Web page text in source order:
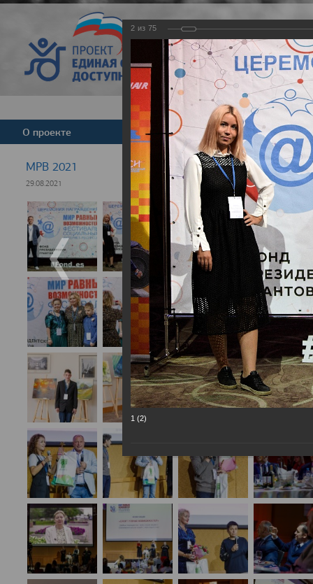
Версия для
О проекте Команда Новости
МРВ 2021
29.08.2021
2 из 75
1 (2)